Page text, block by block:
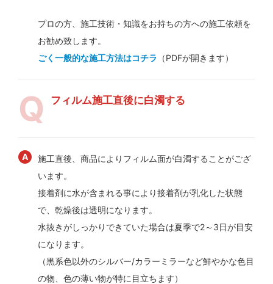
プロの方、施工技術・知識をお持ちの方への施工依頼を
お勧め致します。
ごく一般的な施工方法はコチラ （PDFが開きます）
フィルム施工直後に白濁する
施工直後、商品によりフィルム面が白濁することがござ
います。
接着剤に水が含まれる事により接着剤が乳化した状態
で、乾燥後は透明になります。
水抜きがしっかりできていた場合は夏季で2～3日が目安
になります。
（黒系色以外のシルバー/カラーミラーなど鮮やかな色目
の物、色の薄い物が特に目立ちます）